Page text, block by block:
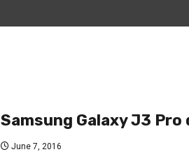
Samsung Galaxy J3
June 7, 2016